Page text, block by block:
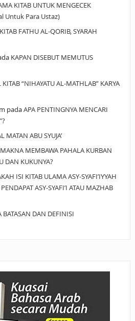
KITAB UNTUK MENGECEK
Untuk Para Ustaz)
FATHU AL-QORIB, SYARAH
KAPAN DISEBUT MEMUTUS
“NIHAYATU AL-MATHLAB” KARYA
padaAPA PENTINGNYA MENCARI
MATAN ABU SYUJA’
MEMBAWA PAHALA KURBAN
DAN KUKUNYA?
ISI KITAB ULAMA ASY-SYAFI’IYYAH
ASY-SYAFI’I ATAU MAZHAB
DAN DEFINISI